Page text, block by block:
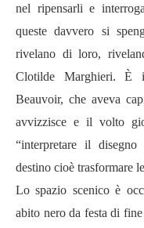
nel ripensarli e
queste davvero si
rivelano di loro,
Clotilde Marghieri. È
Beauvoir, che aveva
avvizzisce e il volto
“interpretare il
destino cioè trasformare
Lo spazio scenico è
abito nero da festa di fine